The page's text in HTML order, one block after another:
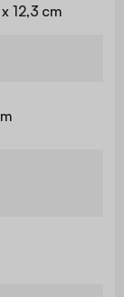
12,3 cm